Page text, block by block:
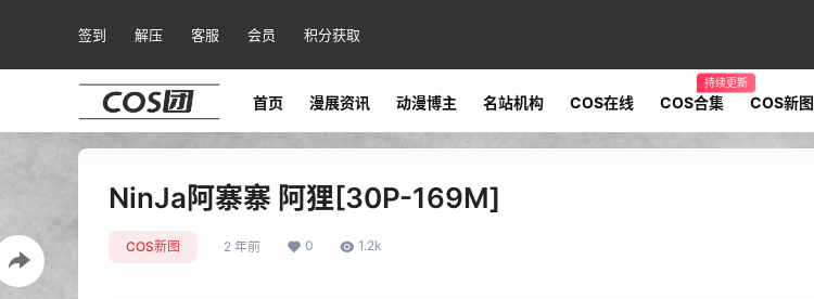
签到 解压 客服 会员 积分获取
首页 漫展资讯 动漫博主 名站机构 COS在线 COS合集
持续更新
COS新图
NinJa阿寨寨 阿狸[30P-169M]
COS新图 2 年前 0 1.2k